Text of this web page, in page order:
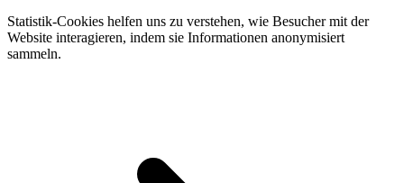
Statistik-Cookies helfen uns zu verstehen, wie Besucher mit der
Website interagieren, indem sie Informationen anonymisiert
sammeln.